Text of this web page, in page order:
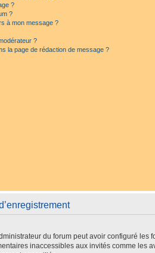
?
?
à mon message ?
?
la page de rédaction de message ?
du forum peut avoir configuré
inaccessibles aux invités comme les